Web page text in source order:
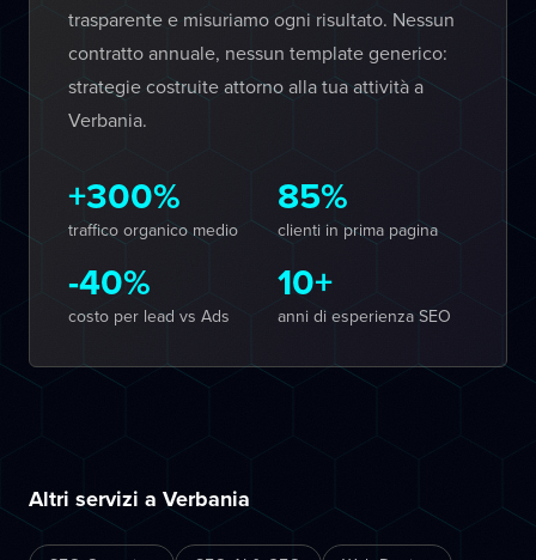
trasparente e misuriamo ogni risultato. Nessun
contratto annuale, nessun template generico:
strategie costruite attorno alla tua attività a
Verbania.
+300%
traffico organico medio
85%
clienti in prima pagina
-40%
costo per lead vs Ads
10+
anni di esperienza SEO
Altri servizi a Verbania